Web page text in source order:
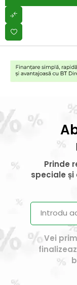
Prinde
speciale și
Vei